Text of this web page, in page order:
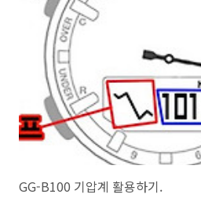
GG-B100 기압계 활용하기.